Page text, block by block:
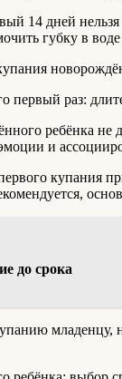
14 дней
губку в
первый раз:
ребёнка не
и
купания
до срока
младенцу,